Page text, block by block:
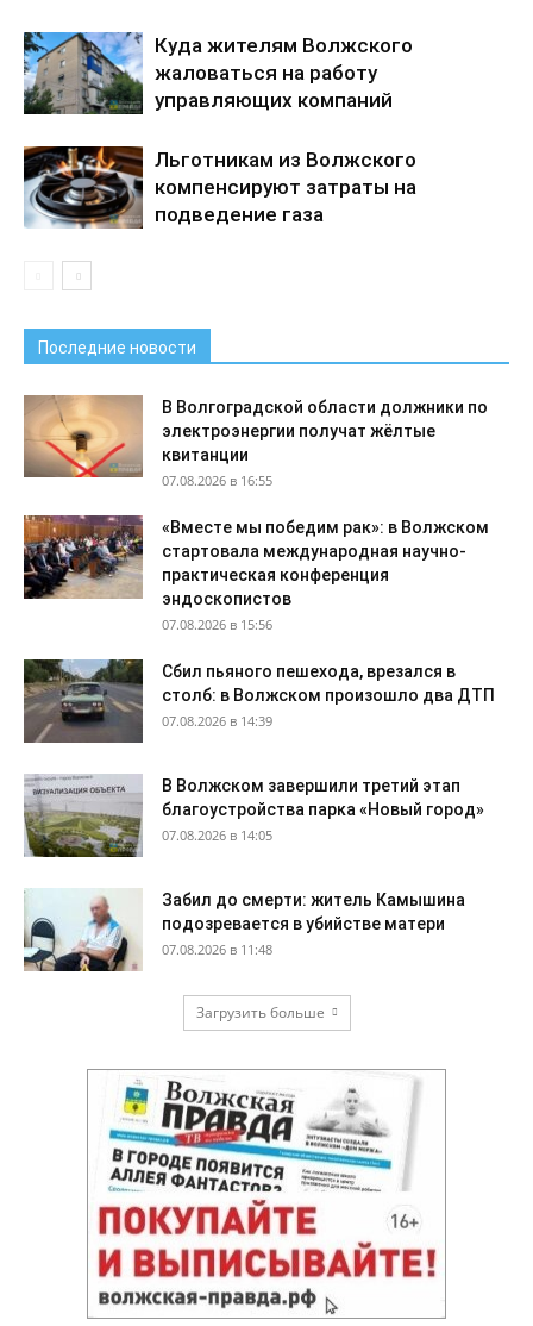
Куда жителям Волжского
жаловаться на работу
управляющих компаний
Льготникам из Волжского
компенсируют затраты на
подведение газа
Последние новости
В Волгоградской области должники по
электроэнергии получат жёлтые
квитанции
07.08.2026 в 16:55
«Вместе мы победим рак»: в Волжском
стартовала международная научно-
практическая конференция
эндоскопистов
07.08.2026 в 15:56
Сбил пьяного пешехода, врезался в
столб: в Волжском произошло два ДТП
07.08.2026 в 14:39
В Волжском завершили третий этап
благоустройства парка «Новый город»
07.08.2026 в 14:05
Забил до смерти: житель Камышина
подозревается в убийстве матери
07.08.2026 в 11:48
Загрузить больше